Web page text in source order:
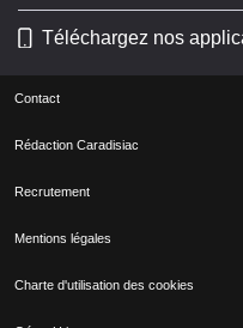
Téléchargez nos
Contact
Rédaction Caradisiac
Recrutement
Mentions légales
Charte d'utilisation des cookies